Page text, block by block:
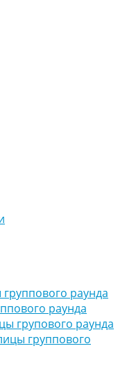
раунда
раунда
групового раунда
группового